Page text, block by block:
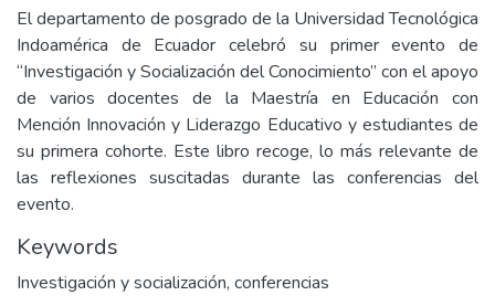
El departamento de posgrado de la Universidad Tecnológica
Indoamérica de Ecuador celebró su primer evento de
“Investigación y Socialización del Conocimiento” con el apoyo
de varios docentes de la Maestría en Educación con
Mención Innovación y Liderazgo Educativo y estudiantes de
su primera cohorte. Este libro recoge, lo más relevante de
las reflexiones suscitadas durante las conferencias del
evento.
Keywords
Investigación y socialización, conferencias